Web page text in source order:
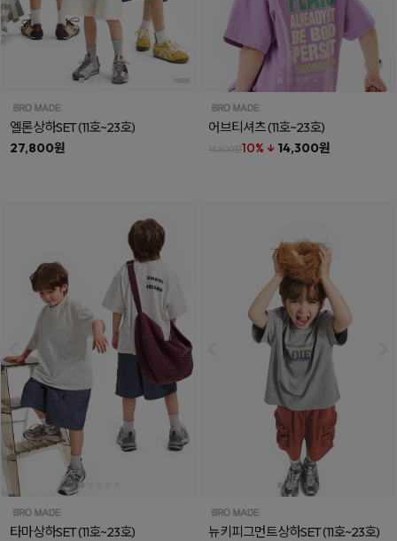
엘론상하SET(11호~23호)
27,800원
어브티셔츠(11호~23호)
15,800원10% ↓ 14,300원
타마상하SET(11호~23호) 뉴키피그먼트상하SET(11호~23호)